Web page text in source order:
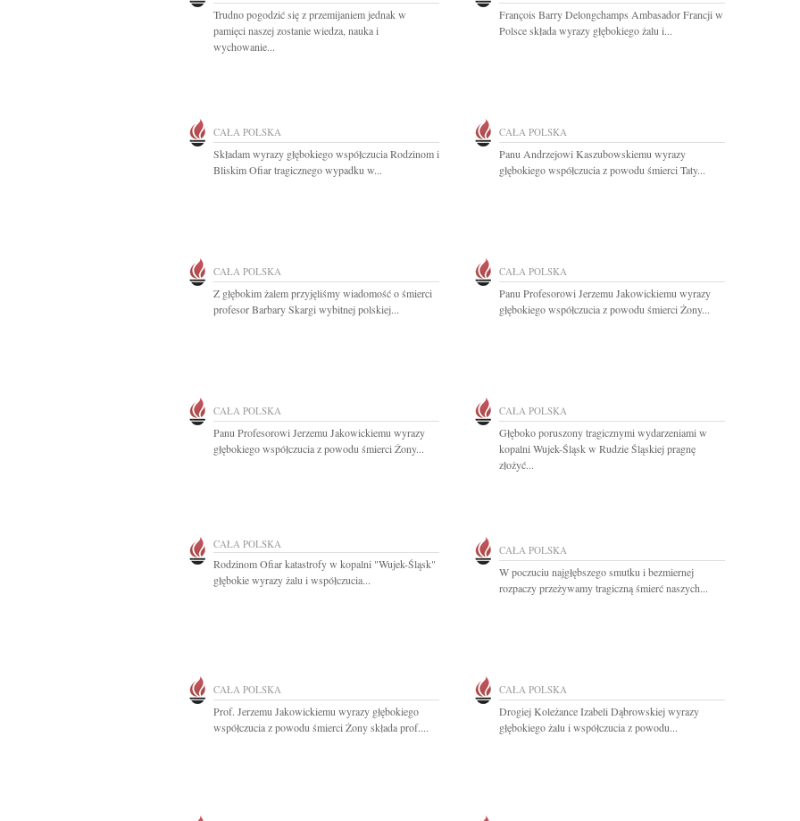
Trudno pogodzić się z przemijaniem jednak w
pamięci naszej zostanie wiedza, nauka i
wychowanie...
François Barry Delongchamps Ambasador Francji w
Polsce składa wyrazy głębokiego żalu i...
CAŁA POLSKA
Składam wyrazy głębokiego współczucia Rodzinom i
Bliskim Ofiar tragicznego wypadku w...
CAŁA POLSKA
Panu Andrzejowi Kaszubowskiemu wyrazy
głębokiego współczucia z powodu śmierci Taty...
CAŁA POLSKA
Z głębokim żalem przyjęliśmy wiadomość o śmierci
profesor Barbary Skargi wybitnej polskiej...
CAŁA POLSKA
Panu Profesorowi Jerzemu Jakowickiemu wyrazy
głębokiego współczucia z powodu śmierci Żony...
CAŁA POLSKA
Panu Profesorowi Jerzemu Jakowickiemu wyrazy
głębokiego współczucia z powodu śmierci Żony...
CAŁA POLSKA
Głęboko poruszony tragicznymi wydarzeniami w
kopalni Wujek-Śląsk w Rudzie Śląskiej pragnę
złożyć...
CAŁA POLSKA
Rodzinom Ofiar katastrofy w kopalni "Wujek-Śląsk"
głębokie wyrazy żalu i współczucia...
CAŁA POLSKA
W poczuciu najgłębszego smutku i bezmiernej
rozpaczy przeżywamy tragiczną śmierć naszych...
CAŁA POLSKA
Prof. Jerzemu Jakowickiemu wyrazy głębokiego
współczucia z powodu śmierci Żony składa prof....
CAŁA POLSKA
Drogiej Koleżance Izabeli Dąbrowskiej wyrazy
głębokiego żalu i współczucia z powodu...